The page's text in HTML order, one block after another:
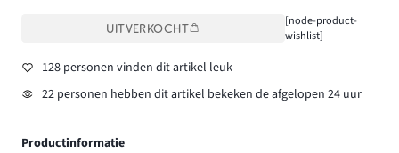
UITVERKOCHT
[node-product-
wishlist]
128 personen vinden dit artikel leuk
22 personen hebben dit artikel bekeken de afgelopen 24 uur
Productinformatie